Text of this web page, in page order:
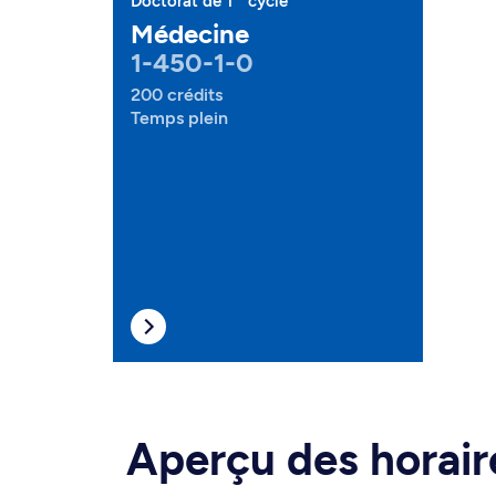
Médecine
1-450-1-0
200 crédits
Temps plein
Aperçu des